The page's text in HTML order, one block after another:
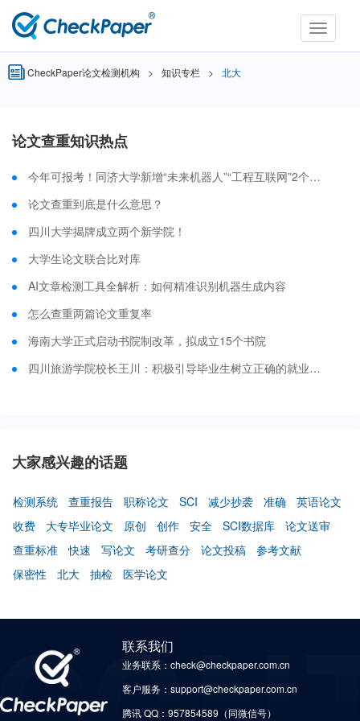
Toggle
CheckPaper论文检测机构 > 知识专栏 > 北大
论文查重知识热点
今年可报考！同济大学新增“未来机器人”“工程互联网”2个本科专业
论文查重到底是什么意思？
四川大学揭牌成立两个新学院！
大学生论文联合比对库
AI文章检测工具全解析：如何精准识别机器生成内容
怎么查重两篇论文重复率
海南大学正式启动书院制改革，拟成立15个书院
四川旅游学院校长王川：积极引导毕业生树立正确的就业观，先就业再择业
大家感兴趣的话题
检测系统 查重报告 职称论文 SCI 减少抄袭 准确
英语论文
收费
大专毕业论文 原创 创作 安全 SCI数据库
论文送审
查重标准
快速 写论文 考研查分 论文投稿
参考文献
保密性
北大 抽检 医学论文
联系我们
业务联系：check@checkpaper.com.cn
客户服务：support@checkpaper.com.cn
腾讯 QQ：957854589（同微信号）